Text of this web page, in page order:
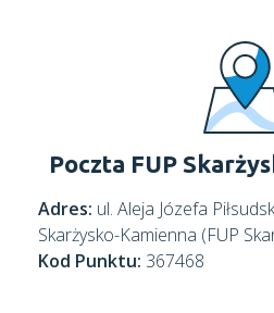
Poczta FUP
Adres: ul. Aleja Józefa
Skarżysko-Kamienna (FUP
Kod Punktu: 367468